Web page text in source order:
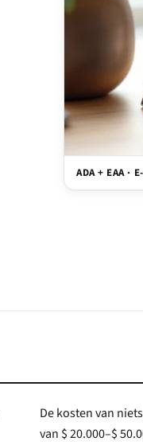
ADA + EAA ·
De kosten van niets
van $ 20.000–$